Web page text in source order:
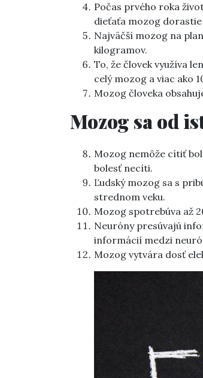
Počas prvého roka
dieťaťa mozog
Najväčší mozog na
kilogramov.
To, že človek využíva
celý mozog a viac ako
Mozog človeka
Mozog sa od
Mozog nemôže cítiť
bolesť necíti.
Ľudský mozog sa s
strednom veku.
Mozog spotrebúva až
Neuróny presúvajú
informácií medzi
Mozog vytvára dosť